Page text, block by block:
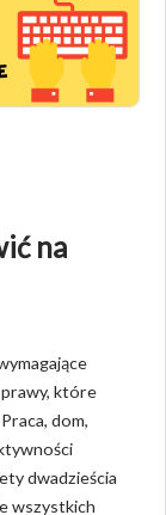
na
które
dom,
dwadzieścia
wszystkich